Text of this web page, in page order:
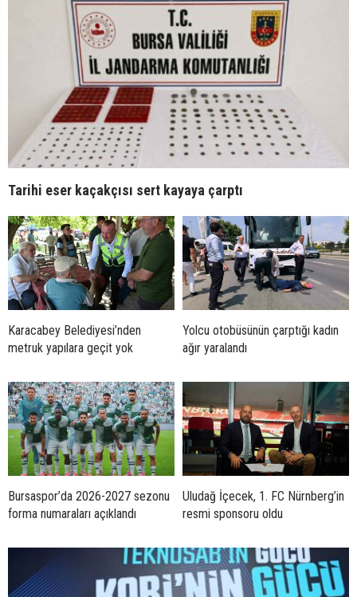
Tarihi eser kaçakçısı sert kayaya çarptı
Karacabey Belediyesi’nden
metruk yapılara geçit yok
Yolcu otobüsünün çarptığı kadın
ağır yaralandı
Bursaspor’da 2026-2027 sezonu
forma numaraları açıklandı
Uludağ İçecek, 1. FC Nürnberg’in
resmi sponsoru oldu